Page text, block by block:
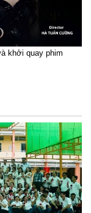
khởi quay phim